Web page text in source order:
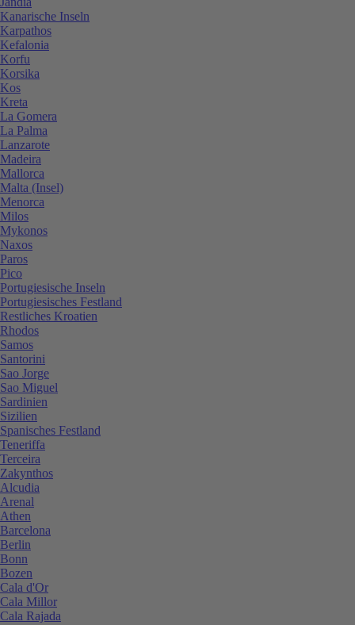
Kanarische Inseln
Karpathos
Kefalonia
Korfu
Korsika
Kos
Kreta
La Gomera
La Palma
Lanzarote
Madeira
Mallorca
Malta (Insel)
Menorca
Milos
Mykonos
Naxos
Paros
Pico
Portugiesische Inseln
Portugiesisches Festland
Restliches Kroatien
Rhodos
Samos
Santorini
Sao Jorge
Sao Miguel
Sardinien
Sizilien
Spanisches Festland
Teneriffa
Terceira
Zakynthos
Alcudia
Arenal
Athen
Barcelona
Berlin
Bonn
Bozen
Cala d'Or
Cala Millor
Cala Rajada